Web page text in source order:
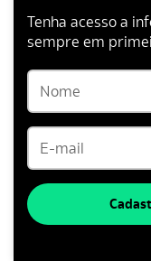
Tenha acesso a
sempre em